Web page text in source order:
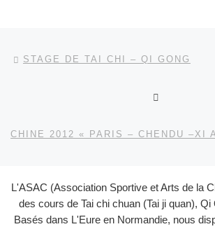
Parcourir les articles
STAGE DE TAI CHI – QI GONG
L'ASAC (Association Sportive et Arts de la
des cours de Tai chi chuan (Tai ji quan), Qi
Basés dans L'Eure en Normandie, nous